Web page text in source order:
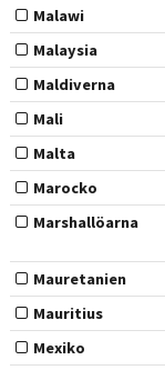
Malawi
Malaysia
Maldiverna
Mali
Malta
Marocko
Marshallöarna
Mauretanien
Mauritius
Mexiko